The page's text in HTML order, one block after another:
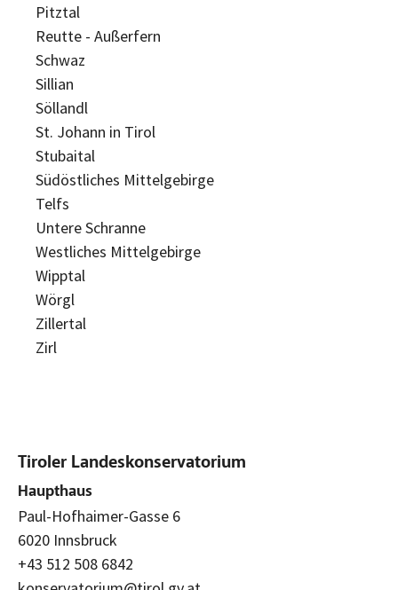
Pitztal
Reutte - Außerfern
Schwaz
Sillian
Söllandl
St. Johann in Tirol
Stubaital
Südöstliches Mittelgebirge
Telfs
Untere Schranne
Westliches Mittelgebirge
Wipptal
Wörgl
Zillertal
Zirl
Tiroler Landeskonservatorium
Haupthaus
Paul-Hofhaimer-Gasse 6
6020 Innsbruck
+43 512 508 6842